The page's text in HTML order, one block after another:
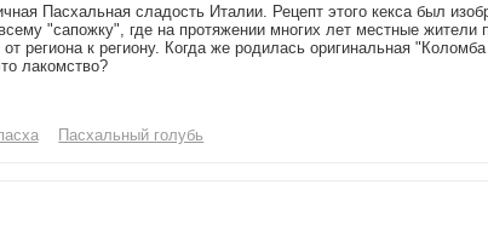
Пасхальная сладость Италии. Рецепт этого кекса был
"сапожку", где на протяжении многих лет местные жители
региона к региону. Когда же родилась оригинальная
лакомство?
Пасхальный голубь